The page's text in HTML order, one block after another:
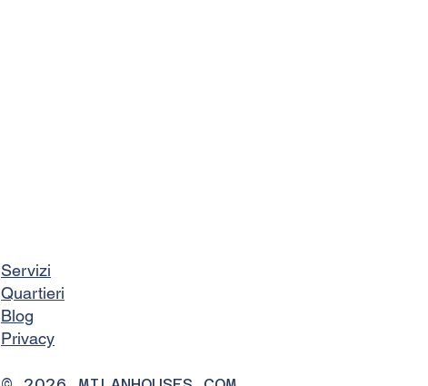
Servizi
Quartieri
Blog
Privacy